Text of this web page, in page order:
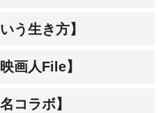
う生き方】
画人File】
コラボ】